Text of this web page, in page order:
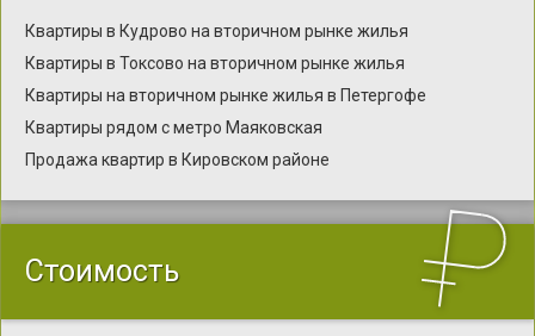
Квартиры в Кудрово на вторичном рынке жилья
Квартиры в Токсово на вторичном рынке жилья
Квартиры на вторичном рынке жилья в Петергофе
Квартиры рядом с метро Маяковская
Продажа квартир в Кировском районе
Стоимость